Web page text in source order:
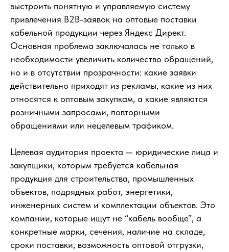
выстроить понятную и управляемую систему
привлечения B2B-заявок на оптовые поставки
кабельной продукции через Яндекс Директ.
Основная проблема заключалась не только в
необходимости увеличить количество обращений,
но и в отсутствии прозрачности: какие заявки
действительно приходят из рекламы, какие из них
относятся к оптовым закупкам, а какие являются
розничными запросами, повторными
обращениями или нецелевым трафиком.
Целевая аудитория проекта — юридические лица и
закупщики, которым требуется кабельная
продукция для строительства, промышленных
объектов, подрядных работ, энергетики,
инженерных систем и комплектации объектов. Это
компании, которые ищут не “кабель вообще”, а
конкретные марки, сечения, наличие на складе,
сроки поставки, возможность оптовой отгрузки,